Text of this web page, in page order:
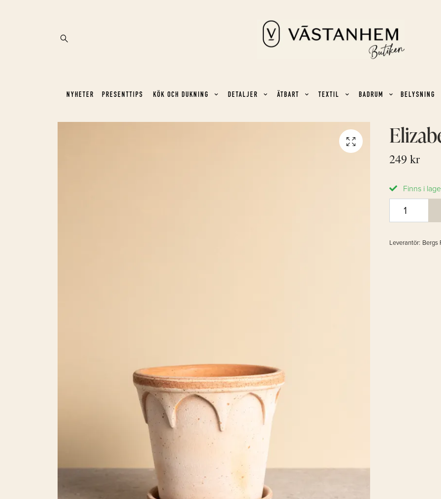
NYHETER PRESENTTIPS KÖK OCH DUKNING DETALJER ÄTBART TEXTIL BADRUM BELYSNING
249 kr
Finns i
Leverantör: Bergs